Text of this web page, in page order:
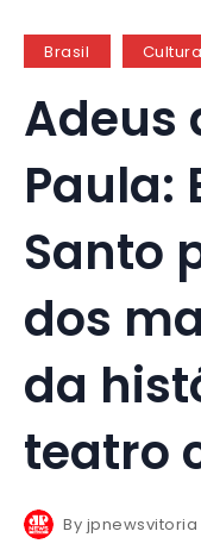
Brasil Cultura
Adeus
Paula:
Santo
dos
da
teatro
By jpnewsvitoria